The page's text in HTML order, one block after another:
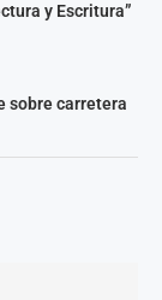
y Escritura”
sobre carretera